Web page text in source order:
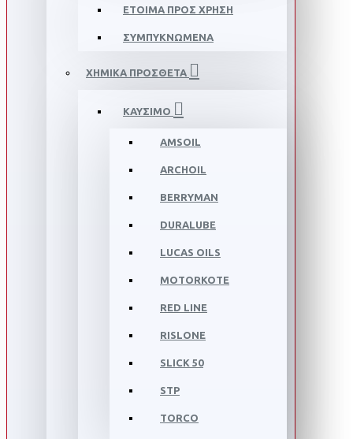
ΕΤΟΙΜΑ ΠΡΟΣ ΧΡΗΣΗ
ΣΥΜΠΥΚΝΩΜΕΝΑ
ΧΗΜΙΚΑ ΠΡΟΣΘΕΤΑ
ΚΑΥΣΙΜΟ
AMSOIL
ARCHOIL
BERRYMAN
DURALUBE
LUCAS OILS
MOTORKOTE
RED LINE
RISLONE
SLICK 50
STP
TORCO